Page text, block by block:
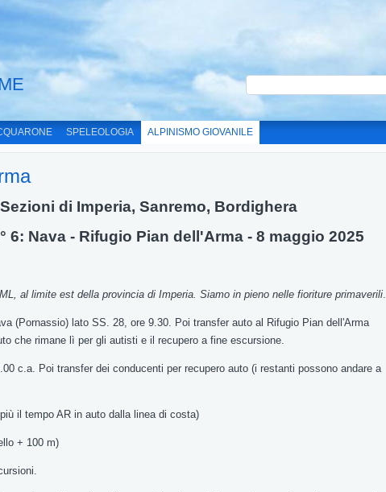
SPELEOLOGIA ALPINISMO GIOVANILE
Sezioni di Imperia, Sanremo, Bordighera
6: Nava - Rifugio Pian dell'Arma - 8 maggio 2025
, al limite est della provincia di Imperia. Siamo in pieno nelle fioriture primaverili.
(Pornassio) lato SS. 28, ore 9.30. Poi transfer auto al Rifugio Pian dell'Arma
che rimane lì per gli autisti e il recupero a fine escursione.
c.a. Poi transfer dei conducenti per recupero auto (i restanti possono andare a
più il tempo AR in auto dalla linea di costa)
+ 100 m)
.